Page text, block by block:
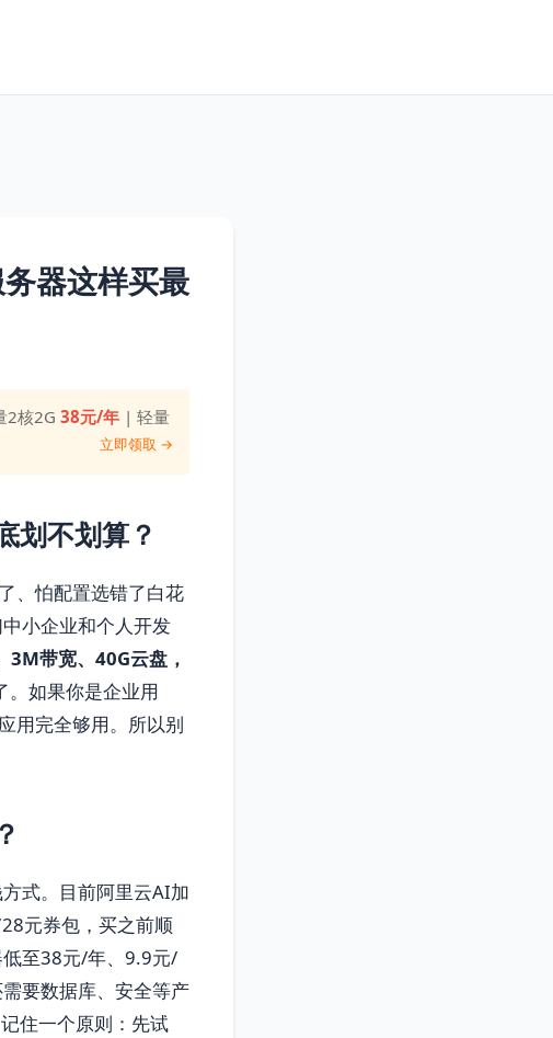
器这样买最
核2G 38元/年| 轻量
立即领取 →
划不划算？
、怕配置选错了白花
小企业和个人开发
3M带宽、40G云盘，
。如果你是企业用
用完全够用。所以别
式。目前阿里云AI加
元券包，买之前顺
低至38元/年、9.9元/
需要数据库、安全等产
住一个原则：先试